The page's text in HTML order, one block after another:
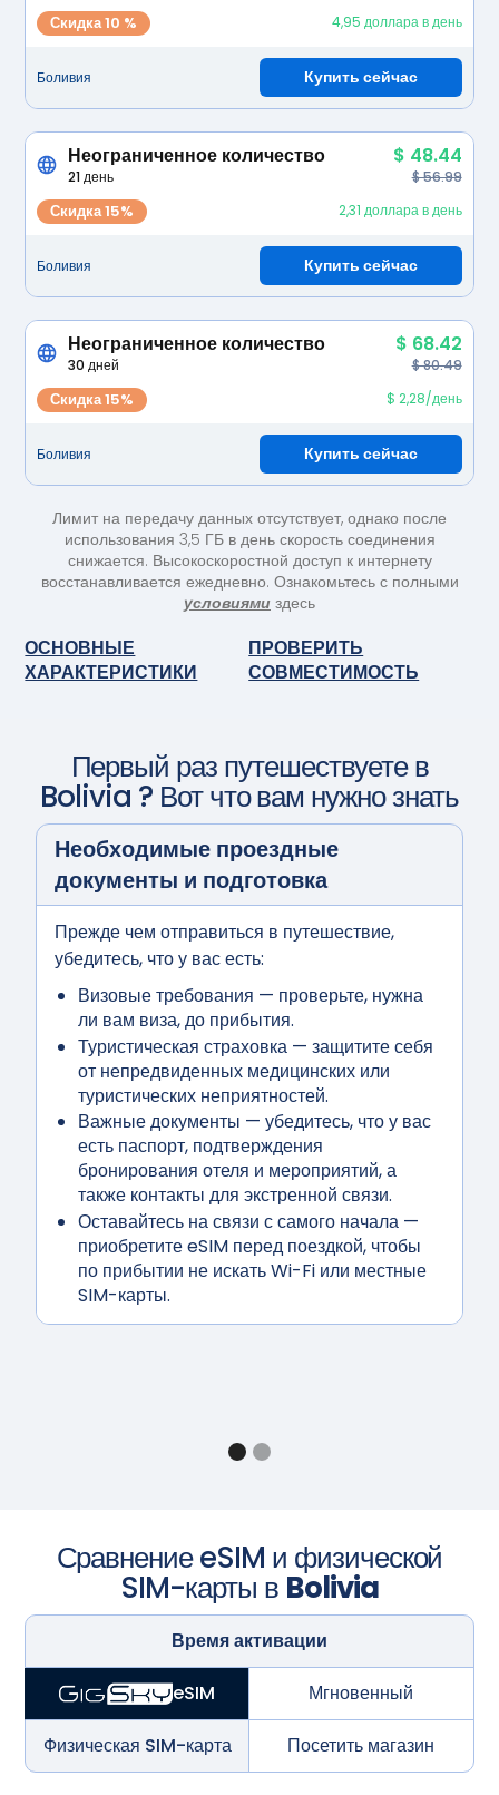
Скидка 10 % 4,95 доллара в день
Боливия Купить сейчас
Неограниченное количество $ 48.44
21 день $ 56.99
Скидка 15% 2,31 доллара в день
Боливия Купить сейчас
Неограниченное количество $ 68.42
30 дней $ 80.49
Скидка 15% $ 2,28/день
Боливия Купить сейчас
Лимит на передачу данных отсутствует, однако после
использования 3,5 ГБ в день скорость соединения
снижается. Высокоскоростной доступ к интернету
восстанавливается ежедневно. Ознакомьтесь с полными
условиями здесь
ОСНОВНЫЕ
ХАРАКТЕРИСТИКИ
ПРОВЕРИТЬ
СОВМЕСТИМОСТЬ
Первый раз путешествуете в
Bolivia ? Вот что вам нужно знать
Необходимые проездные
документы и подготовка
Прежде чем отправиться в путешествие,
убедитесь, что у вас есть:
Визовые требования — проверьте, нужна
ли вам виза, до прибытия.
Туристическая страховка — защитите себя
от непредвиденных медицинских или
туристических неприятностей.
Важные документы — убедитесь, что у вас
есть паспорт, подтверждения
бронирования отеля и мероприятий, а
также контакты для экстренной связи.
Оставайтесь на связи с самого начала —
приобретите eSIM перед поездкой, чтобы
по прибытии не искать Wi-Fi или местные
SIM-карты.
Сравнение eSIM и физической
SIM-карты в Bolivia
Время активации
eSIM Мгновенный
Физическая SIM-карта Посетить магазин